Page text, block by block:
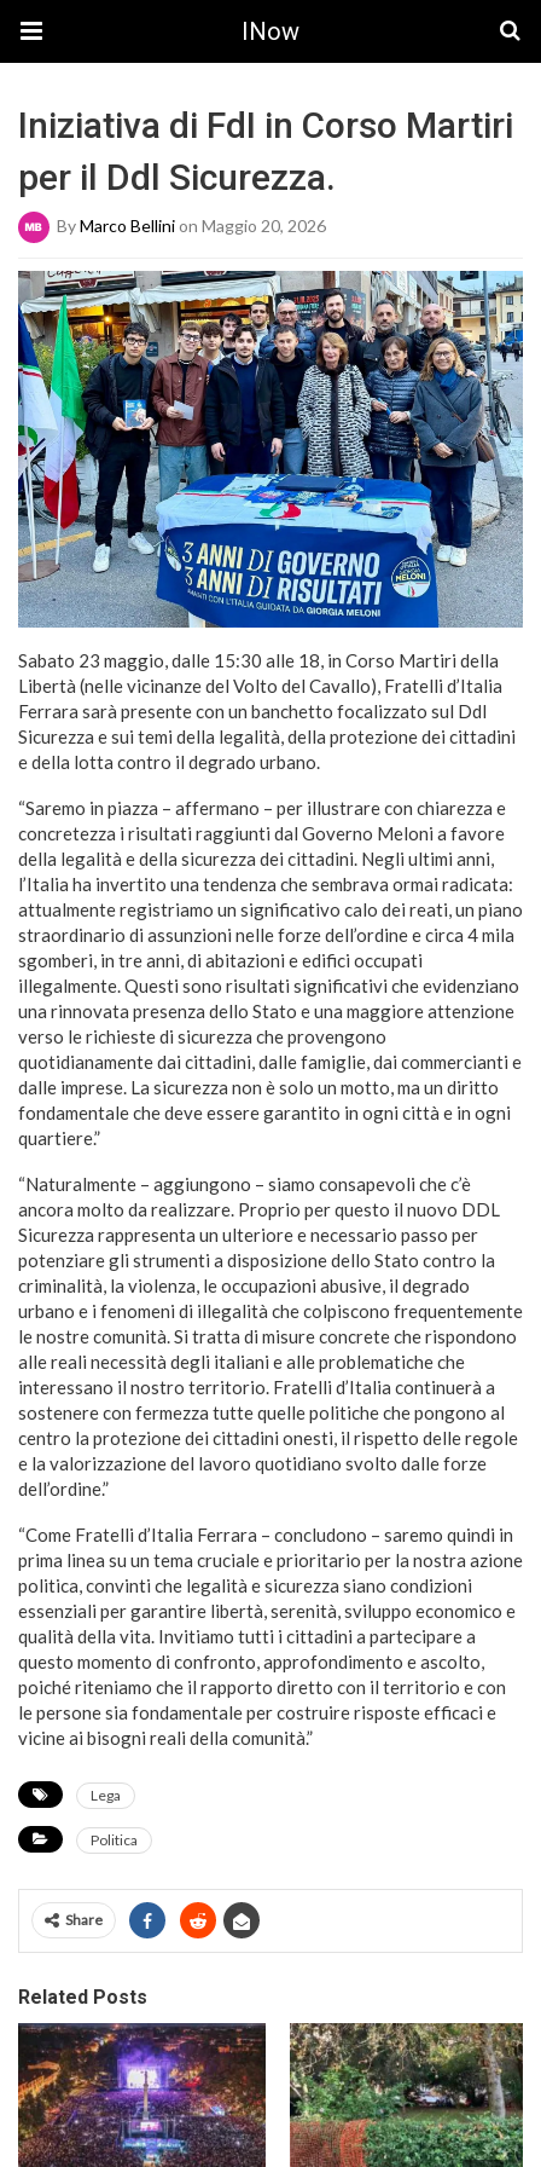
INow
Iniziativa di FdI in Corso Martiri
per il Ddl Sicurezza.
ByMarco Bellinion Maggio 20, 2026
Sabato 23 maggio, dalle 15:30 alle 18, in Corso Martiri della
Libertà (nelle vicinanze del Volto del Cavallo), Fratelli d’Italia
Ferrara sarà presente con un banchetto focalizzato sul Ddl
Sicurezza e sui temi della legalità, della protezione dei cittadini
e della lotta contro il degrado urbano.
“Saremo in piazza – affermano – per illustrare con chiarezza e
concretezza i risultati raggiunti dal Governo Meloni a favore
della legalità e della sicurezza dei cittadini. Negli ultimi anni,
l’Italia ha invertito una tendenza che sembrava ormai radicata:
attualmente registriamo un significativo calo dei reati, un piano
straordinario di assunzioni nelle forze dell’ordine e circa 4 mila
sgomberi, in tre anni, di abitazioni e edifici occupati
illegalmente. Questi sono risultati significativi che evidenziano
una rinnovata presenza dello Stato e una maggiore attenzione
verso le richieste di sicurezza che provengono
quotidianamente dai cittadini, dalle famiglie, dai commercianti e
dalle imprese. La sicurezza non è solo un motto, ma un diritto
fondamentale che deve essere garantito in ogni città e in ogni
quartiere.”
“Naturalmente – aggiungono – siamo consapevoli che c’è
ancora molto da realizzare. Proprio per questo il nuovo DDL
Sicurezza rappresenta un ulteriore e necessario passo per
potenziare gli strumenti a disposizione dello Stato contro la
criminalità, la violenza, le occupazioni abusive, il degrado
urbano e i fenomeni di illegalità che colpiscono frequentemente
le nostre comunità. Si tratta di misure concrete che rispondono
alle reali necessità degli italiani e alle problematiche che
interessano il nostro territorio. Fratelli d’Italia continuerà a
sostenere con fermezza tutte quelle politiche che pongono al
centro la protezione dei cittadini onesti, il rispetto delle regole
e la valorizzazione del lavoro quotidiano svolto dalle forze
dell’ordine.”
“Come Fratelli d’Italia Ferrara – concludono – saremo quindi in
prima linea su un tema cruciale e prioritario per la nostra azione
politica, convinti che legalità e sicurezza siano condizioni
essenziali per garantire libertà, serenità, sviluppo economico e
qualità della vita. Invitiamo tutti i cittadini a partecipare a
questo momento di confronto, approfondimento e ascolto,
poiché riteniamo che il rapporto diretto con il territorio e con
le persone sia fondamentale per costruire risposte efficaci e
vicine ai bisogni reali della comunità.”
Lega
Politica
Share
Related Posts